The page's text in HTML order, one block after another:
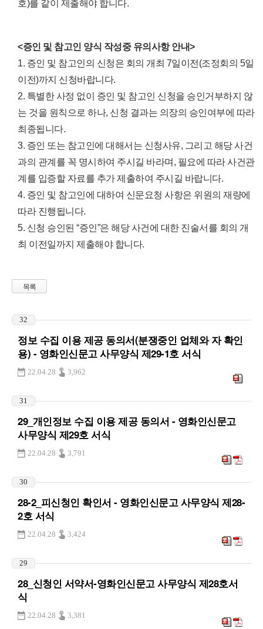
호)를 같이 제출해야 합니다.
<증인 및 참고인 양식 작성중 유의사항 안내>
1. 증인 및 참고인의 신청은 회의 개최 7일이전(조정회의 5일
이전)까지 신청바랍니다.
2. 특별한 사정 없이 증인 및 참고인 신청을 승인거부하지 않
는 것을 원칙으로 하나, 신청 결과는 의장의 승인여부에 따라
최종됩니다.
3. 증인 또는 참고인에 대해서는 신청사유, 그리고 해당 사건
과의 관계를 꼭 명시하여 주시길 바라며, 필요에 따라 사건관
계를 입증할 자료를 추가 제출하여 주시길 바랍니다.
4. 증인 및 참고인에 대하여 신문요청 사항은 위원의 재량에
따라 진행됩니다.
5. 신청 승인된 “증인”은 해당 사건에 대한 진술서를 회의 개
최 이전일까지 제출해야 합니다.
목록
32
정보 수집 이용 제공 동의서(분쟁중인 업체와 자 확인
용) - 영화인신문고 사무양식 제29-1호 서식
22.04.28 3,962
31
29_개인정보 수집 이용 제공 동의서 - 영화인신문고
사무양식 제29호 서식
22.04.28 3,791
30
28-2_피신청인 확인서 - 영화인신문고 사무양식 제28-
2호 서식
22.04.28 3,424
29
28_신청인 서약서-영화인신문고 사무양식 제28호서
식
22.04.28 3,381